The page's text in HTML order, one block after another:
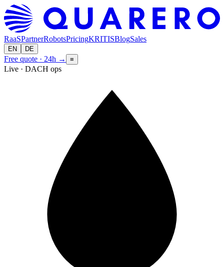
RaaSPartnerRobotsPricingKRITISBlogSales
EN DE
Free quote · 24h → ≡
Live · DACH ops